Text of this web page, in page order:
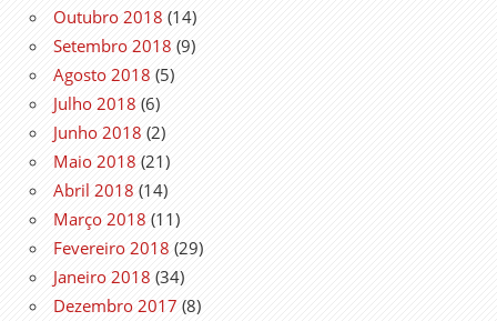
Outubro 2018 (14)
Setembro 2018 (9)
Agosto 2018 (5)
Julho 2018 (6)
Junho 2018 (2)
Maio 2018 (21)
Abril 2018 (14)
Março 2018 (11)
Fevereiro 2018 (29)
Janeiro 2018 (34)
Dezembro 2017 (8)